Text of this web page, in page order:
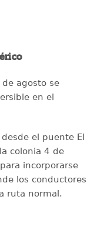
agosto se
en el
el puente El
colonia 4 de
incorporarse
los conductores
ruta normal.